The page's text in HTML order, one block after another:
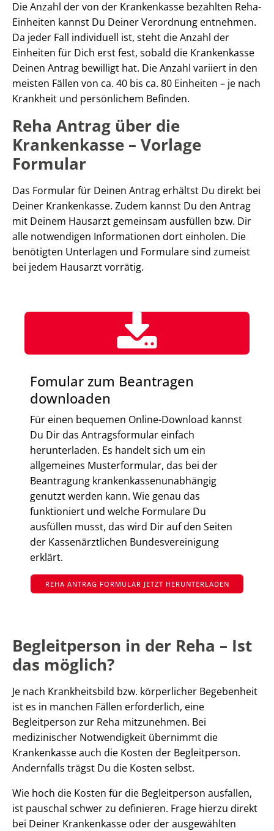
Die Anzahl der von der Krankenkasse bezahlten Reha-
Einheiten kannst Du Deiner Verordnung entnehmen.
Da jeder Fall individuell ist, steht die Anzahl der
Einheiten für Dich erst fest, sobald die Krankenkasse
Deinen Antrag bewilligt hat. Die Anzahl variiert in den
meisten Fällen von ca. 40 bis ca. 80 Einheiten – je nach
Krankheit und persönlichem Befinden.
Reha Antrag über die
Krankenkasse – Vorlage
Formular
Das Formular für Deinen Antrag erhältst Du direkt bei
Deiner Krankenkasse. Zudem kannst Du den Antrag
mit Deinem Hausarzt gemeinsam ausfüllen bzw. Dir
alle notwendigen Informationen dort einholen. Die
benötigten Unterlagen und Formulare sind zumeist
bei jedem Hausarzt vorrätig.
Fomular zum Beantragen
downloaden
Für einen bequemen Online-Download kannst
Du Dir das Antragsformular einfach
herunterladen. Es handelt sich um ein
allgemeines Musterformular, das bei der
Beantragung krankenkassenunabhängig
genutzt werden kann. Wie genau das
funktioniert und welche Formulare Du
ausfüllen musst, das wird Dir auf den Seiten
der Kassenärztlichen Bundesvereinigung
erklärt.
REHA ANTRAG FORMULAR JETZT HERUNTERLADEN
Begleitperson in der Reha – Ist
das möglich?
Je nach Krankheitsbild bzw. körperlicher Begebenheit
ist es in manchen Fällen erforderlich, eine
Begleitperson zur Reha mitzunehmen. Bei
medizinischer Notwendigkeit übernimmt die
Krankenkasse auch die Kosten der Begleitperson.
Andernfalls trägst Du die Kosten selbst.
Wie hoch die Kosten für die Begleitperson ausfallen,
ist pauschal schwer zu definieren. Frage hierzu direkt
bei Deiner Krankenkasse oder der ausgewählten